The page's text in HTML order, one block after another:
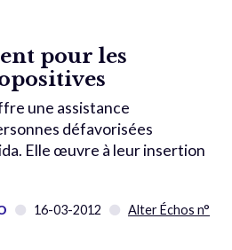
pour les
une assistance
défavorisées
Elle œuvre à leur insertion
16-03-2012
Alter Échos n°